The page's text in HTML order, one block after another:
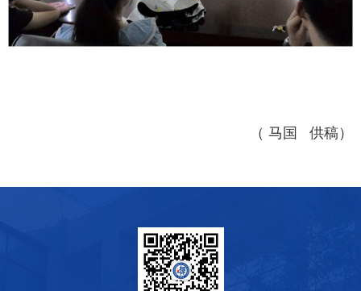
（ 马国 供稿）